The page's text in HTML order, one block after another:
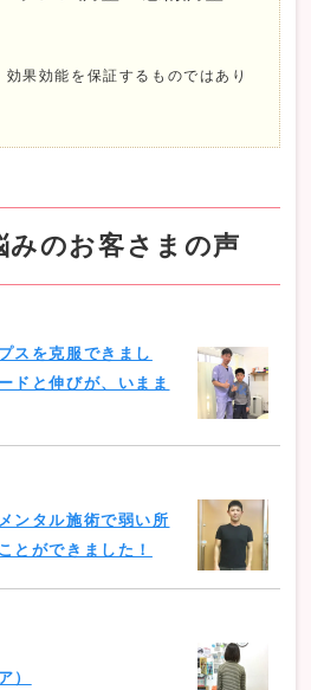
果効能を保証するものではあり
みのお客さまの声
スを克服できまし
ドと伸びが、いまま
ンタル施術で弱い所
とができました！
）